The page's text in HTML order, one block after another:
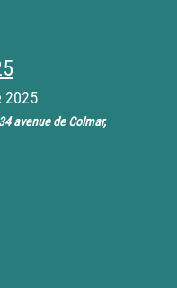
2025
avenue de Colmar,